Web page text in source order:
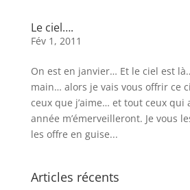
Le ciel….
Fév 1, 2011
On est en janvier… Et le ciel est
main… alors je vais vous offrir ce
ceux que j’aime… et tout ceux qui
année m’émerveilleront. Je vous
les offre en guise...
Articles récents